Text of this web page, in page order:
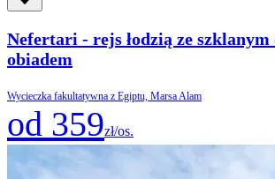
Nefertari - rejs łodzią ze szklanym
obiadem
Wycieczka fakultatywna z Egiptu, Marsa Alam
od 359zł/os.